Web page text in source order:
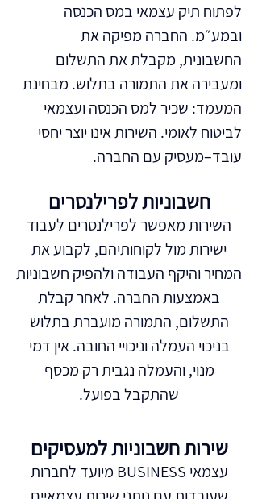
לפתוח תיק עצמאי במס הכנסה
ובמע״מ. החברה מפיקה את
החשבונית, מקבלת את התשלום
ומעבירה את התמורה בתלוש. מבחינת
המעמד: שכיר למס הכנסה ועצמאי
לביטוח לאומי. השירות אינו יוצר יחסי
עובד–מעסיק עם החברה.
חשבוניות לפרילנסרים
השירות מאפשר לפרילנסרים לעבוד
ישירות מול לקוחותיהם, לקבוע את
המחיר והיקף העבודה ולהפיק חשבוניות
באמצעות החברה. לאחר קבלת
התשלום, התמורה מועברת בתלוש
בניכוי העמלה וניכויי החובה. אין דמי
מנוי, והעמלה נגבית רק מכסף
שהתקבל בפועל.
שירות חשבוניות למעסיקים
עצמאי BUSINESS מיועד לחברות